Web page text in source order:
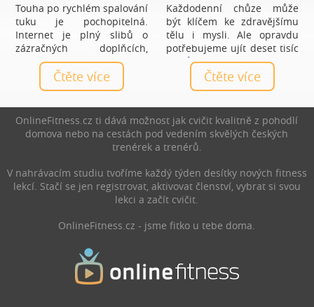
Touha po rychlém spalování
tuku je pochopitelná.
Internet je plný slibů o
zázračných doplňcích,
čajích a tabletách, které
mají vyřešit hubnutí bez
námahy. Realita je ale méně
praktičtější: nejúčinnější
spalovače nejsou produkty,
ale každodenní návyky.
Čtěte více
Každodenní chůze může
být klíčem ke zdravějšímu
tělu i mysli. Ale opravdu
potřebujeme ujít deset tisíc
kroků denně, nebo je to jen
mýtus? Zjistěte, jaký počet
kroků je ideální právě pro
zdraví.
Čtěte více
OnlineFitness.cz ti dává možnost jak cvičit kvalitně z pohodlí
domova nebo na cestách pod vedením skvělých českých
trenérek a trenérů.
V nahrávacím studiu tvoříme každý týden desítky nových fitness
lekcí. Stačí se jen registrovat, aktivovat členství, vybrat si svou
lekci a začít cvičit.
OnlineFitness.cz - jsme fitko u tebe doma.